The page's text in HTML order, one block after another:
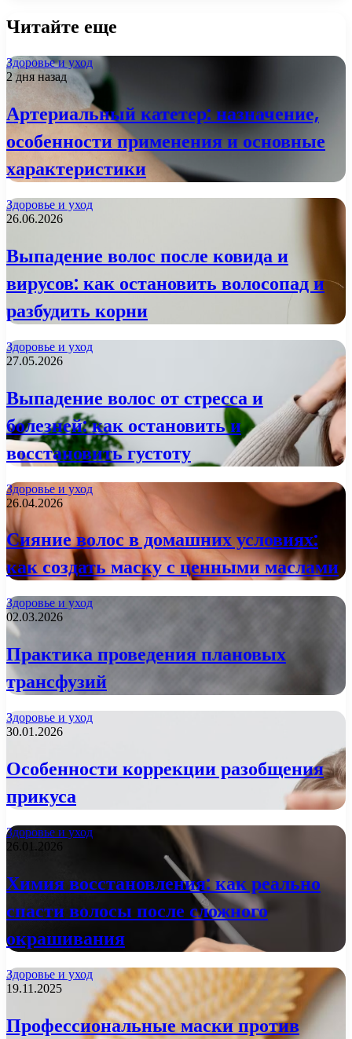
Читайте еще
Здоровье и уход
2 дня назад
Артериальный катетер: назначение,
особенности применения и основные
характеристики
Здоровье и уход
26.06.2026
Выпадение волос после ковида и
вирусов: как остановить волосопад и
разбудить корни
Здоровье и уход
27.05.2026
Выпадение волос от стресса и
болезней: как остановить и
восстановить густоту
Здоровье и уход
26.04.2026
Сияние волос в домашних условиях:
как создать маску с ценными маслами
Здоровье и уход
02.03.2026
Практика проведения плановых
трансфузий
Здоровье и уход
30.01.2026
Особенности коррекции разобщения
прикуса
Здоровье и уход
26.01.2026
Химия восстановления: как реально
спасти волосы после сложного
окрашивания
Здоровье и уход
19.11.2025
Профессиональные маски против